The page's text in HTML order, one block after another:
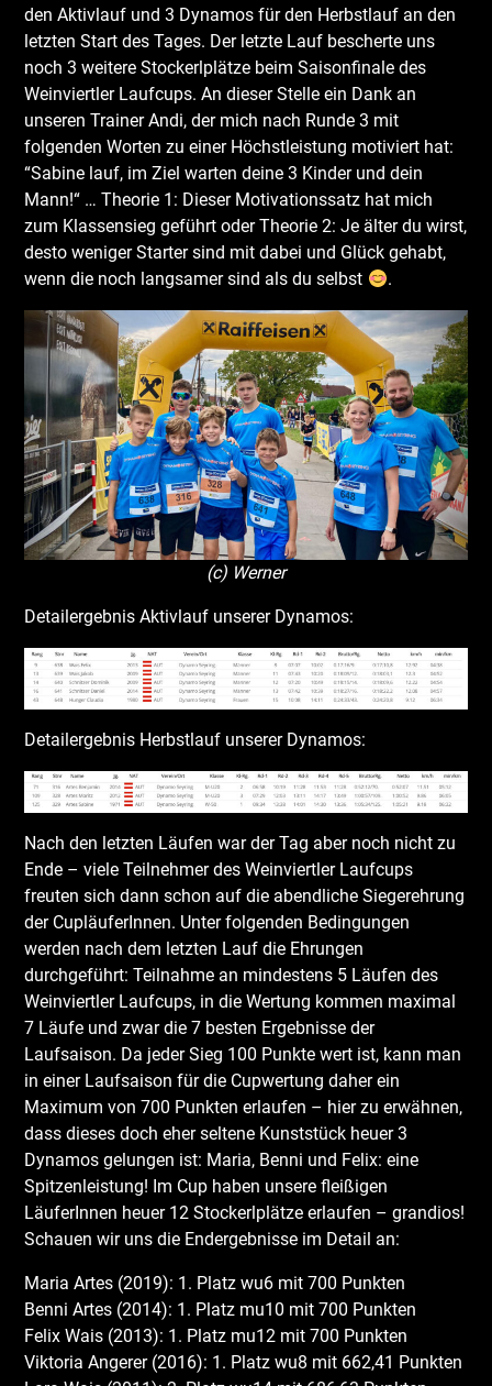
den Aktivlauf und 3 Dynamos für den Herbstlauf an den
letzten Start des Tages. Der letzte Lauf bescherte uns
noch 3 weitere Stockerlplätze beim Saisonfinale des
Weinviertler Laufcups. An dieser Stelle ein Dank an
unseren Trainer Andi, der mich nach Runde 3 mit
folgenden Worten zu einer Höchstleistung motiviert hat:
“Sabine lauf, im Ziel warten deine 3 Kinder und dein
Mann!“ … Theorie 1: Dieser Motivationssatz hat mich
zum Klassensieg geführt oder Theorie 2: Je älter du wirst,
desto weniger Starter sind mit dabei und Glück gehabt,
wenn die noch langsamer sind als du selbst
.
(c) Werner
Detailergebnis Aktivlauf unserer Dynamos:
Detailergebnis Herbstlauf unserer Dynamos:
Nach den letzten Läufen war der Tag aber noch nicht zu
Ende – viele Teilnehmer des Weinviertler Laufcups
freuten sich dann schon auf die abendliche Siegerehrung
der CupläuferInnen. Unter folgenden Bedingungen
werden nach dem letzten Lauf die Ehrungen
durchgeführt: Teilnahme an mindestens 5 Läufen des
Weinviertler Laufcups, in die Wertung kommen maximal
7 Läufe und zwar die 7 besten Ergebnisse der
Laufsaison. Da jeder Sieg 100 Punkte wert ist, kann man
in einer Laufsaison für die Cupwertung daher ein
Maximum von 700 Punkten erlaufen – hier zu erwähnen,
dass dieses doch eher seltene Kunststück heuer 3
Dynamos gelungen ist: Maria, Benni und Felix: eine
Spitzenleistung! Im Cup haben unsere fleißigen
LäuferInnen heuer 12 Stockerlplätze erlaufen – grandios!
Schauen wir uns die Endergebnisse im Detail an:
Maria Artes (2019): 1. Platz wu6 mit 700 Punkten
Benni Artes (2014): 1. Platz mu10 mit 700 Punkten
Felix Wais (2013): 1. Platz mu12 mit 700 Punkten
Viktoria Angerer (2016): 1. Platz wu8 mit 662,41 Punkten